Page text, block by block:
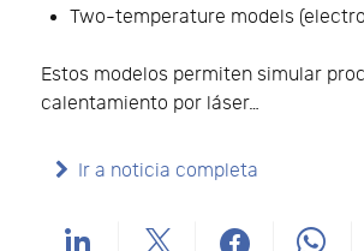
Two-temperature models
Estos modelos permiten simular
calentamiento por láser…
Ir a noticia completa